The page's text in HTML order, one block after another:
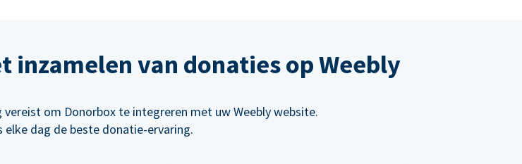
inzamelen van donaties op Weebly
om Donorbox te integreren met uw Weebly website.
elke dag de beste donatie-ervaring.